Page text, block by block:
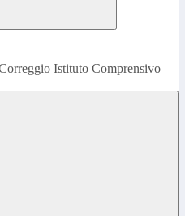
Istituto Comprensivo